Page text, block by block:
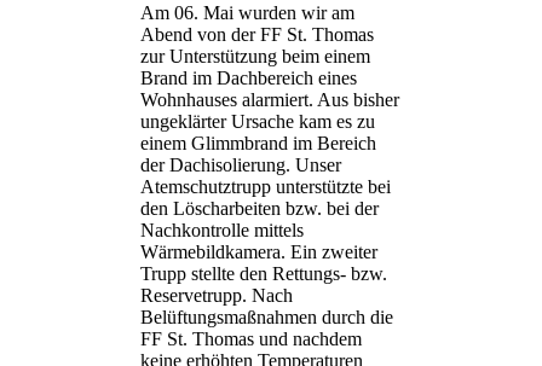
Am 06. Mai wurden wir am
Abend von der FF St. Thomas
zur Unterstützung beim einem
Brand im Dachbereich eines
Wohnhauses alarmiert. Aus bisher
ungeklärter Ursache kam es zu
einem Glimmbrand im Bereich
der Dachisolierung. Unser
Atemschutztrupp unterstützte bei
den Löscharbeiten bzw. bei der
Nachkontrolle mittels
Wärmebildkamera. Ein zweiter
Trupp stellte den Rettungs- bzw.
Reservetrupp. Nach
Belüftungsmaßnahmen durch die
FF St. Thomas und nachdem
keine erhöhten Temperaturen